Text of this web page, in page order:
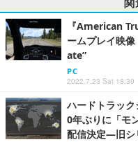
関
『American
ームプレイ映
ate”
PC
2022.7.23 Sat 18:30
ハードトラッ
0年ぶりに「モ
配信決定―旧シ